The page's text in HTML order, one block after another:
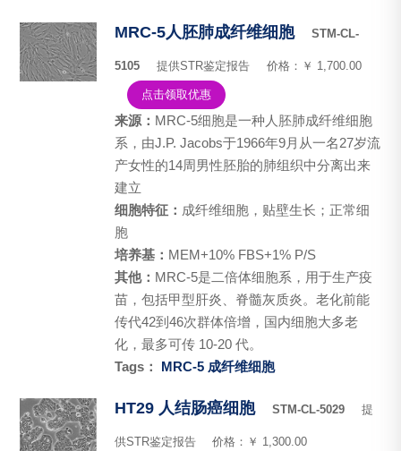
MRC-5人胚肺成纤维细胞 STM-CL-
5105 提供STR鉴定报告 价格：￥ 1,700.00
点击领取优惠
来源： MRC-5细胞是一种人胚肺成纤维细胞
系，由J.P. Jacobs于1966年9月从一名27岁流
产女性的14周男性胚胎的肺组织中分离出来
建立
细胞特征： 成纤维细胞，贴壁生长；正常细
胞
培养基： MEM+10% FBS+1% P/S
其他： MRC-5是二倍体细胞系，用于生产疫
苗，包括甲型肝炎、脊髓灰质炎。老化前能
传代42到46次群体倍增，国内细胞大多老
化，最多可传 10-20 代。
Tags：
MRC-5 成纤维细胞
HT29 人结肠癌细胞 STM-CL-5029 提
供STR鉴定报告 价格：￥ 1,300.00